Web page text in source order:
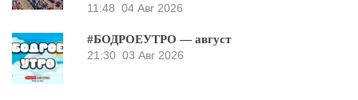
11:48 04 Авг 2026
#БОДРОЕУТРО — август
21:30 03 Авг 2026